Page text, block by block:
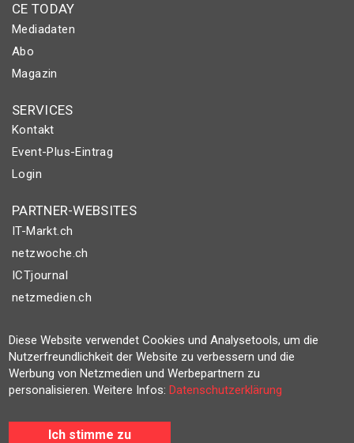
CE TODAY
Mediadaten
Abo
Magazin
SERVICES
Kontakt
Event-Plus-Eintrag
Login
PARTNER-WEBSITES
IT-Markt.ch
netzwoche.ch
ICTjournal
netzmedien.ch
© NETZMEDIEN AG 2026
Impressum
AGB
Nutzungsbestimmungen
Datenschutzerklärung
Diese Website verwendet Cookies und Analysetools, um die
Nutzerfreundlichkeit der Website zu verbessern und die
Werbung von Netzmedien und Werbepartnern zu
personalisieren. Weitere Infos:Datenschutzerklärung
Ich stimme zu